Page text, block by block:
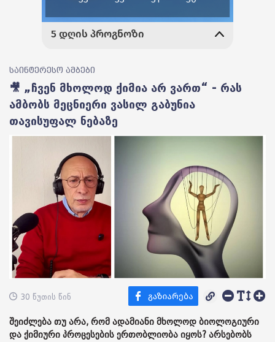
საინტერესო ამბები
🎥 „ჩვენ მხოლოდ ქიმია არ ვართ“ - რას
ამბობს მეცნიერი ვასილ გაბუნია
თავისუფალ ნებაზე
30 წუთის წინ
შეიძლება თუ არა, რომ ადამიანი მხოლოდ ბიოლოგიური
და ქიმიური პროცესების ერთობლიობა იყოს? არსებობს